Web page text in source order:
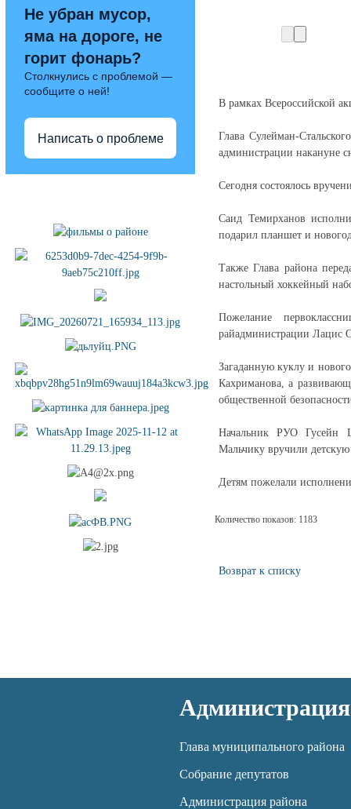
Не убран мусор,
яма на дороге, не
горит фонарь?
Столкнулись с проблемой —
сообщите о ней!
Написать о проблеме
В рамках Всероссийской
Глава Сулейман-
администрации накануне
Сегодня состоялось
Саид Темирханов
подарил планшет и
Также Глава района
настольный хоккейный
Пожелание
райадминистрации Лацис
Загаданную куклу и
Кахриманова, а
общественной
Начальник РУО Гусейн
Мальчику вручили
Детям пожелали
Количество показов: 1183
Возврат к списку
Администрация
Глава муниципального района
Собрание депутатов
Администрация района